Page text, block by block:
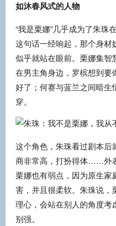
如沐春风式的人物
“我是栗娜”几乎成为了朱珠
这句话一经响起，那个身材
似乎就站在眼前。栗娜集智
在男主角身边，罗槟想到
好了；何赛与蓝兰之间暗
穿。
这个角色，朱珠看过剧本后
商非常高，打扮得体……外
栗娜也有弱点，因为原生家
害，并且很柔软。朱珠说，
理心，会站在别人的角度
别强。